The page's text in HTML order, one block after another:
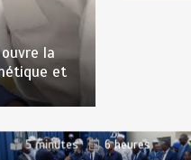
ouvre la
et
5 minutes
6 heures